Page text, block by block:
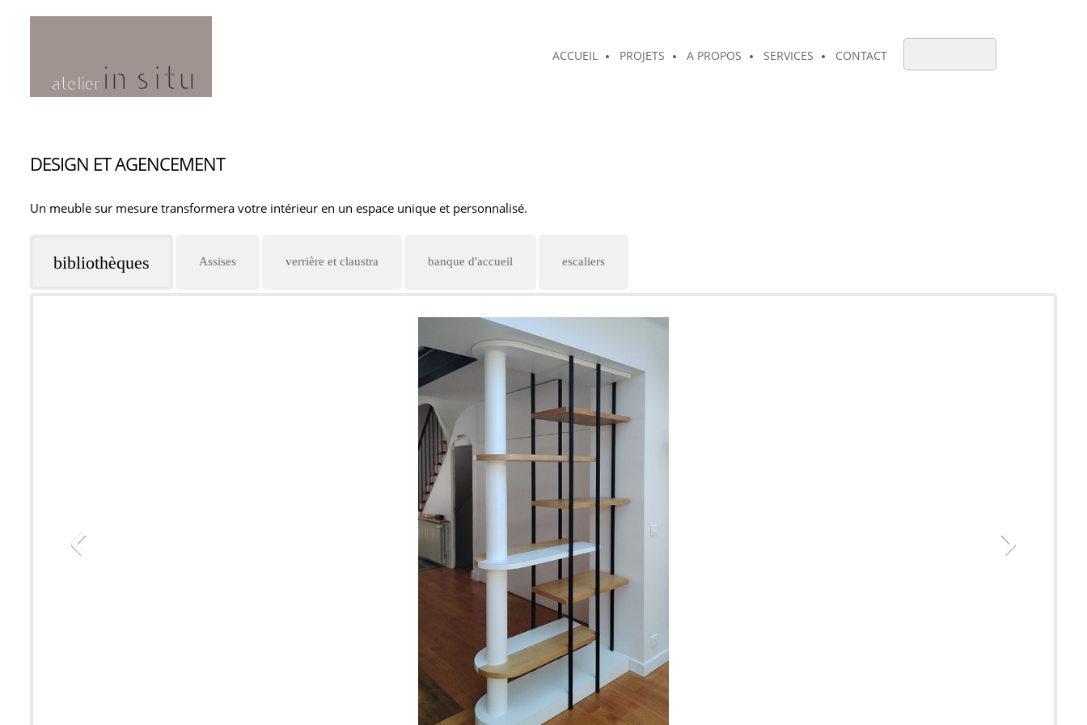
ACCUEIL PROJETS A PROPOS SERVICES CONTACT
DESIGN ET AGENCEMENT
Un meuble sur mesure transformera votre intérieur en un espace unique et personnalisé.
bibliothèques Assises verrière et claustra banque d'accueil escaliers